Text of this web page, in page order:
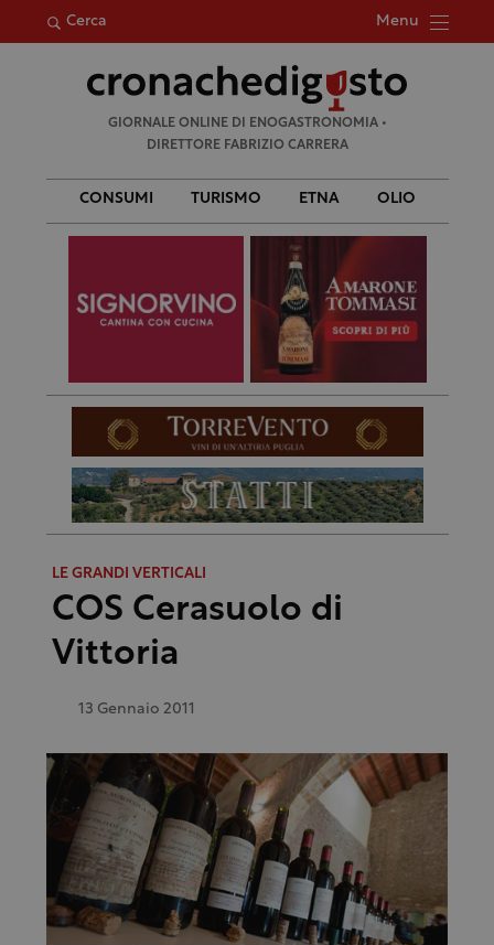
Cerca Menu
per:
GIORNALE ONLINE DI ENOGASTRONOMIA •
DIRETTORE FABRIZIO CARRERA
CONSUMI TURISMO ETNA OLIO
LE GRANDI VERTICALI
COS Cerasuolo di
Vittoria
13 Gennaio 2011